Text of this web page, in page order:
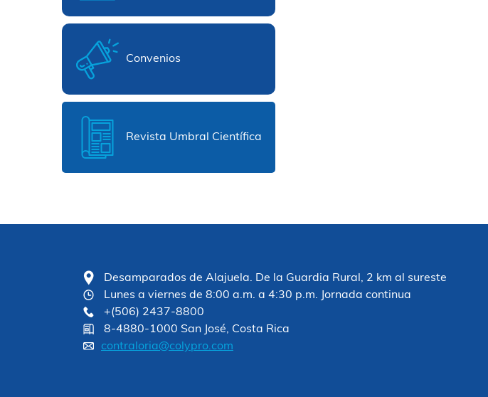
Convenios
Revista Umbral Científica
Desamparados de Alajuela. De la Guardia Rural, 2 km al sureste
Lunes a viernes de 8:00 a.m. a 4:30 p.m. Jornada continua
+(506) 2437-8800
8-4880-1000 San José, Costa Rica
contraloria@colypro.com